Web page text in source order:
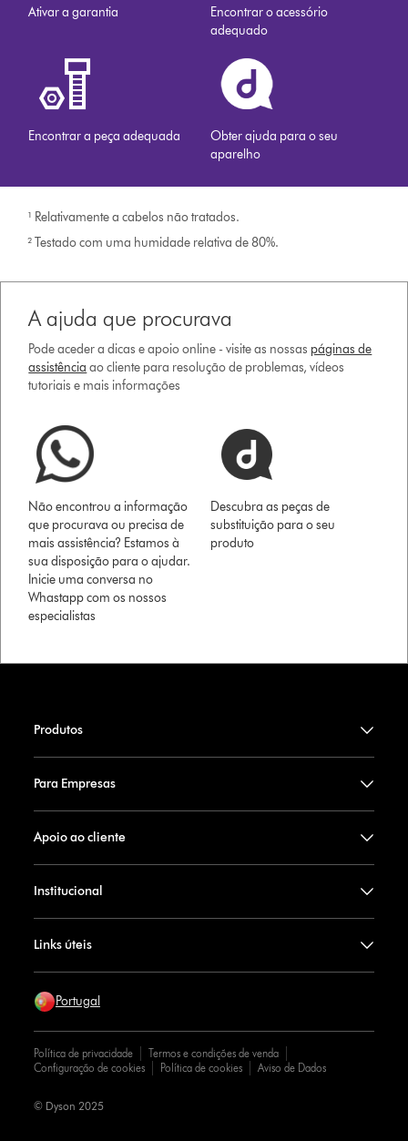
Ativar a garantia
Encontrar o acessório
adequado
Encontrar a peça adequada
Obter ajuda para o seu
aparelho
¹ Relativamente a cabelos não tratados.
² Testado com uma humidade relativa de 80%.
A ajuda que procurava
Pode aceder a dicas e apoio online - visite as nossas páginas de
assistência ao cliente para resolução de problemas, vídeos
tutoriais e mais informações
Não encontrou a informação
que procurava ou precisa de
mais assistência? Estamos à
sua disposição para o ajudar.
Inicie uma conversa no
Whastapp com os nossos
especialistas
Descubra as peças de
substituição para o seu
produto
Produtos
Para Empresas
Apoio ao cliente
Institucional
Links úteis
Portugal
Política de privacidade
Termos e condições de venda
Configuração de cookies
Política de cookies Aviso de Dados
© Dyson 2025